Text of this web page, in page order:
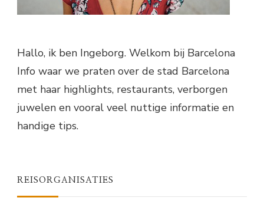
Hallo, ik ben Ingeborg. Welkom bij Barcelona
Info waar we praten over de stad Barcelona
met haar highlights, restaurants, verborgen
juwelen en vooral veel nuttige informatie en
handige tips.
REISORGANISATIES